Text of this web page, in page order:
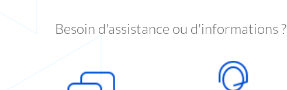
Besoin d'assistance ou d'informations ?